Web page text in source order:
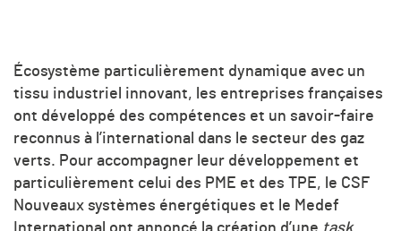
Écosystème particulièrement dynamique avec un
tissu industriel innovant, les entreprises françaises
ont développé des compétences et un savoir-faire
reconnus à l’international dans le secteur des gaz
verts. Pour accompagner leur développement et
particulièrement celui des PME et des TPE, le CSF
Nouveaux systèmes énergétiques et le Medef